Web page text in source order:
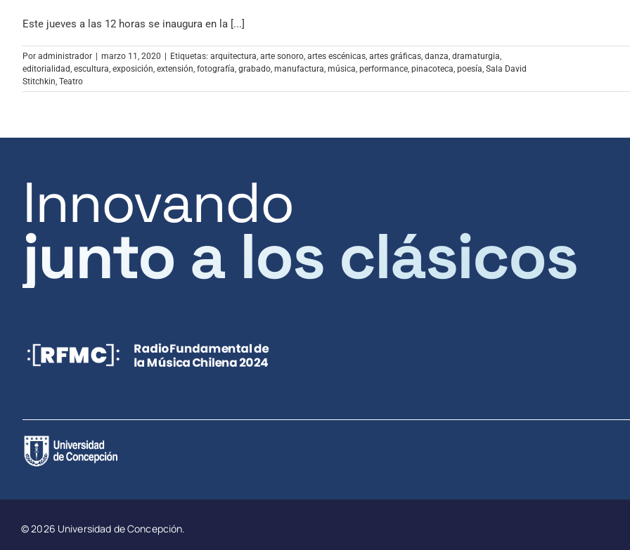
Este jueves a las 12 horas se inaugura en la [...]
Por administrador | marzo 11, 2020 | Etiquetas: arquitectura, arte sonoro, artes escénicas, artes gráficas, danza, dramaturgia,
editorialidad, escultura, exposición, extensión, fotografía, grabado, manufactura, música, performance, pinacoteca, poesía, Sala David
Stitchkin, Teatro
Innovando
junto a los clásicos
© 2026 Universidad de Concepción.